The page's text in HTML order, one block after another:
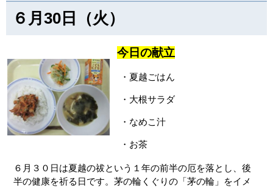
６月30日（火）
今日の献立
・夏越ごはん
・大根サラダ
・なめこ汁
・お茶
６月３０日は夏越の祓という１年の前半の厄を落とし、後
半の健康を祈る日です。茅の輪くぐりの「茅の輪」をイメ